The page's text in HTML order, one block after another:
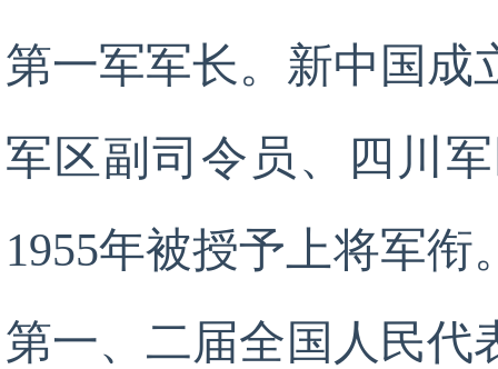
第一军军长。新中国成
军区副司令员、四川
1955年被授予上将军
第一、二届全国人民代